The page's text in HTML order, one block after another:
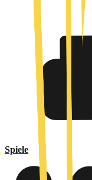
Spiele